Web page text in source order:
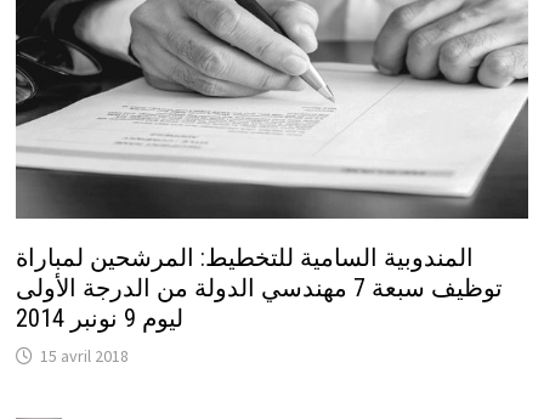
المندوبية السامية للتخطيط: المرشحين لمباراة
توظيف سبعة 7 مهندسي الدولة من الدرجة الأولى
ليوم 9 نونبر 2014
15 avril 2018